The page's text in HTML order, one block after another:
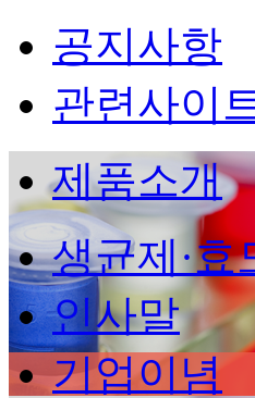
공지사항
관련사이
제품소개
생균제·
인사말
기업이념